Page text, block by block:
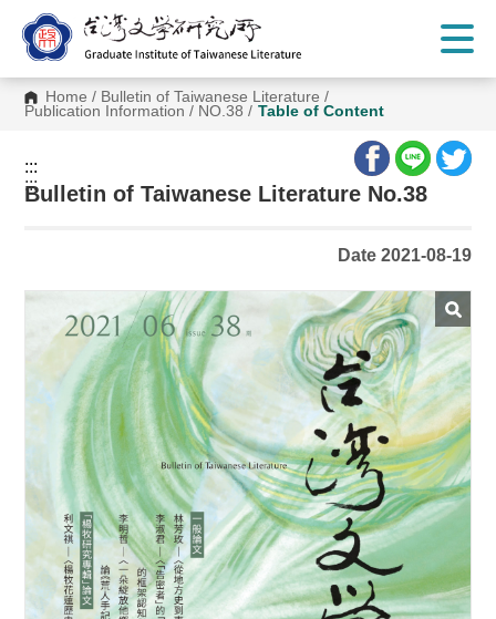
C
Home / Bulletin of Taiwanese Literature /
Publication Information / NO.38 / Table of Content
:::
:::
Bulletin of Taiwanese Literature No.38
Date 2021-08-19